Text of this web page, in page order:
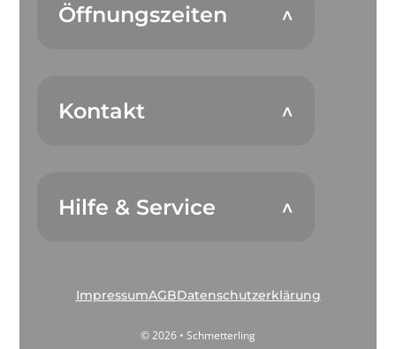
Öffnungszeiten
Kontakt
Hilfe & Service
ImpressumAGBDatenschutzerklärung
© 2026 • Schmetterling